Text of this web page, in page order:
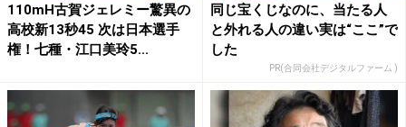
110mH古賀ジェレミー驚異の
高校新13秒45 次は日本選手
権！七種・江口美玲5...
同じ宝くじなのに、当たる人
と外れる人の違い実は“ここ”で
した
PR(合同会社デジタルファーム )